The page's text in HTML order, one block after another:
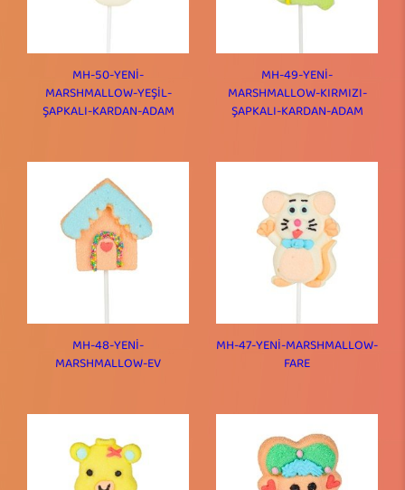
MH-50-YENİ-
MARSHMALLOW-YEŞİL-
ŞAPKALI-KARDAN-ADAM
MH-49-YENİ-
MARSHMALLOW-KIRMIZI-
ŞAPKALI-KARDAN-ADAM
MH-48-YENİ-
MARSHMALLOW-EV
MH-47-YENİ-MARSHMALLOW-
FARE